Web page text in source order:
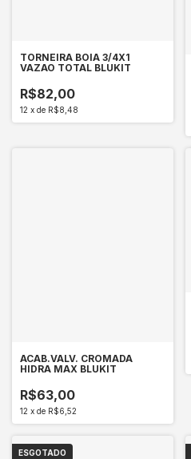
TORNEIRA BOIA 3/4X1
VAZAO TOTAL BLUKIT
R$82,00
12 x de R$8,48
ACAB.VALV. CROMADA
HIDRA MAX BLUKIT
R$63,00
12 x de R$6,52
ESGOTADO